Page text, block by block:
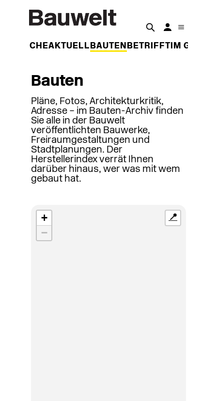
WOCHEAKTUELL BAUTEN BETRIFFT IM
Bauten
Pläne, Fotos, Architekturkritik,
Adresse – im Bauten-Archiv finden
Sie alle in der Bauwelt
veröffentlichten Bauwerke,
Freiraumgestaltungen und
Stadtplanungen. Der
Herstellerindex verrät Ihnen
darüber hinaus, wer was mit wem
gebaut hat.
+
−
📍